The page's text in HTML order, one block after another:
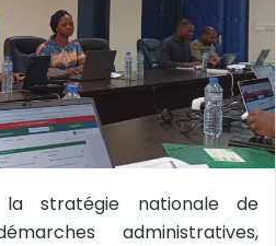
stratégie nationale de
administratives,